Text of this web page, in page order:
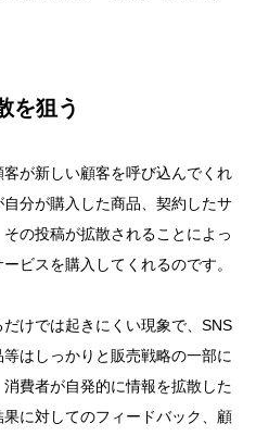
を狙う
が新しい顧客を呼び込んでくれ
分が購入した商品、契約したサ
の投稿が拡散されることによっ
ビスを購入してくれるのです。
けでは起きにくい現象で、SNS
はしっかりと販売戦略の一部に
費者が自発的に情報を拡散した
に対してのフィードバック、顧